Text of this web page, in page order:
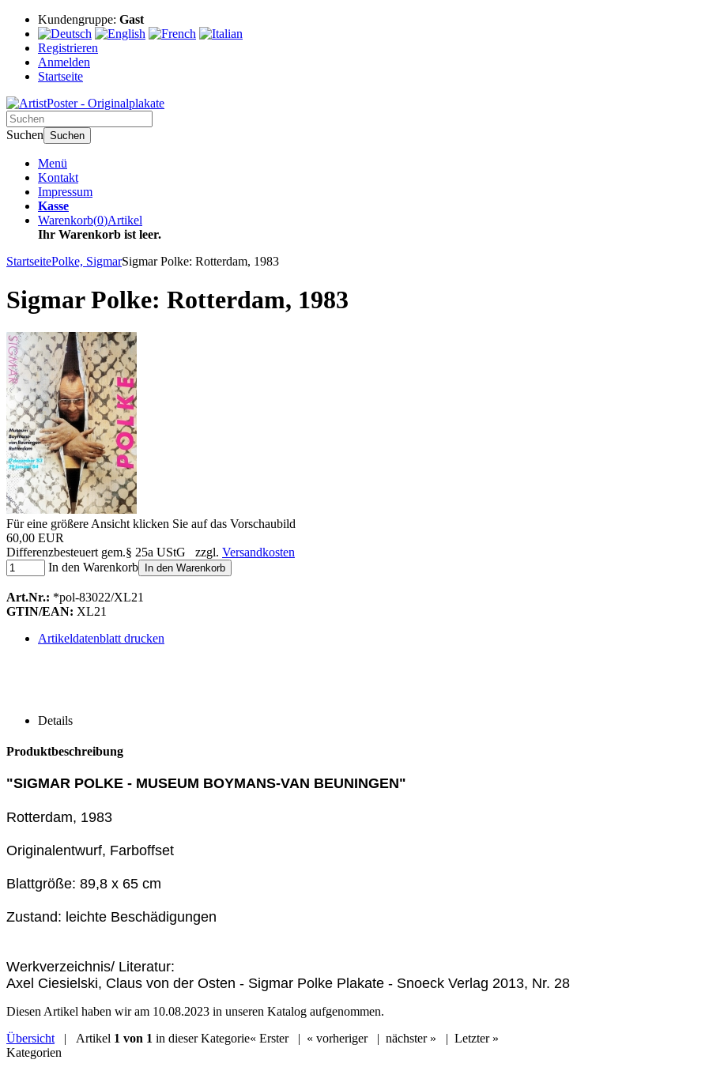
Kundengruppe: Gast
Registrieren
Anmelden
Startseite
Suchen Suchen
Menü
Kontakt
Impressum
Kasse
Warenkorb(0)Artikel
Ihr Warenkorb ist leer.
StartseitePolke, SigmarSigmar Polke: Rotterdam, 1983
Sigmar Polke: Rotterdam, 1983
Für eine größere Ansicht klicken Sie auf das Vorschaubild
60,00 EUR
Differenzbesteuert gem.§ 25a UStG zzgl. Versandkosten
In den Warenkorb
In den Warenkorb
Art.Nr.: *pol-83022/XL21
GTIN/EAN: XL21
Artikeldatenblatt drucken
Details
Produktbeschreibung
"SIGMAR POLKE - MUSEUM BOYMANS-VAN BEUNINGEN"
Rotterdam, 1983
Originalentwurf, Farboffset
Blattgröße: 89,8 x 65 cm
Zustand: leichte Beschädigungen
Werkverzeichnis/ Literatur:
Axel Ciesielski, Claus von der Osten - Sigmar Polke Plakate - Snoeck Verlag 2013, Nr. 28
Diesen Artikel haben wir am 10.08.2023 in unseren Katalog aufgenommen.
Übersicht | Artikel 1 von 1 in dieser Kategorie« Erster| « vorheriger| nächster » | Letzter »
Kategorien